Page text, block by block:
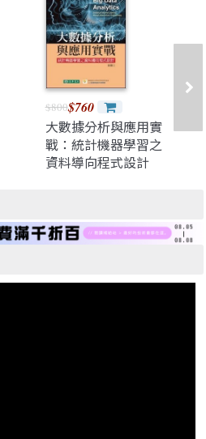
$800$760
大數據分析與應用實
戰：統計機器學習之
資料導向程式設計